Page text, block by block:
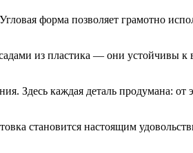
форма позволяет грамотно
из пластика — они устойчивы к
Здесь каждая деталь продумана:
становится настоящим